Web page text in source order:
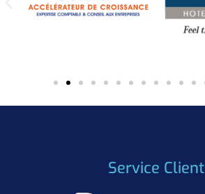
Service Client